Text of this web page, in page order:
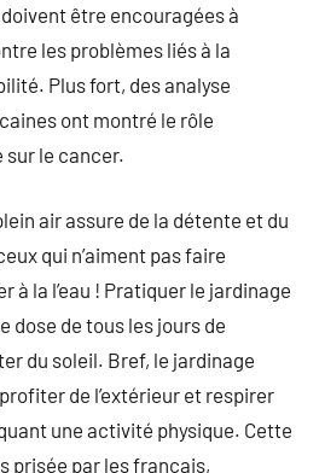
être encouragées à
les problèmes liés à la
Plus fort, des analyse
ont montré le rôle
le cancer.
air assure de la détente et du
qui n’aiment pas faire
à la l’eau ! Pratiquer le jardinage
dose de tous les jours de
du soleil. Bref, le jardinage
de l’extérieur et respirer
une activité physique. Cette
prisée par les français,